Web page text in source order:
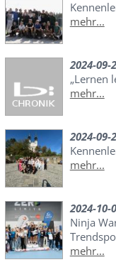
mehr...
2024-09-
„Lernen
mehr...
2024-09-
mehr...
2024-10-
Ninja
mehr...